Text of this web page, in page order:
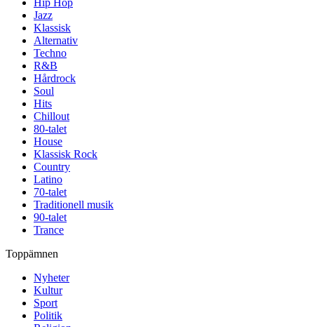
Hip Hop
Jazz
Klassisk
Alternativ
Techno
R&B
Hårdrock
Soul
Hits
Chillout
80-talet
House
Klassisk Rock
Country
Latino
70-talet
Traditionell musik
90-talet
Trance
Toppämnen
Nyheter
Kultur
Sport
Politik